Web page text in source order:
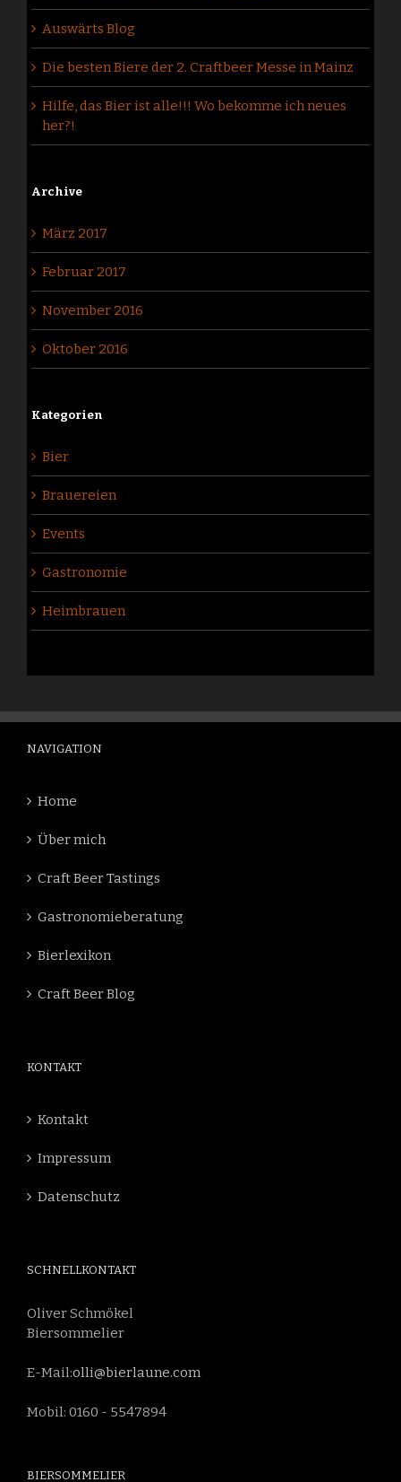
Auswärts Blog
Die besten Biere der 2. Craftbeer Messe in Mainz
Hilfe, das Bier ist alle!!! Wo bekomme ich neues
her?!
Archive
März 2017
Februar 2017
November 2016
Oktober 2016
Kategorien
Bier
Brauereien
Events
Gastronomie
Heimbrauen
NAVIGATION
Home
Über mich
Craft Beer Tastings
Gastronomieberatung
Bierlexikon
Craft Beer Blog
KONTAKT
Kontakt
Impressum
Datenschutz
SCHNELLKONTAKT
Oliver Schmökel
Biersommelier
E-Mail:olli@bierlaune.com
Mobil: 0160 - 5547894
BIERSOMMELIER